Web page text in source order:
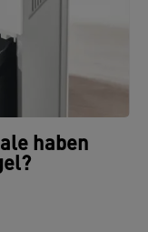
haben